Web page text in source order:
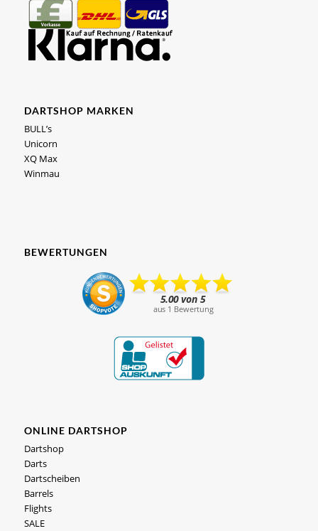
DARTSHOP MARKEN
BULL’s
Unicorn
XQ Max
Winmau
BEWERTUNGEN
ONLINE DARTSHOP
Dartshop
Darts
Dartscheiben
Barrels
Flights
SALE